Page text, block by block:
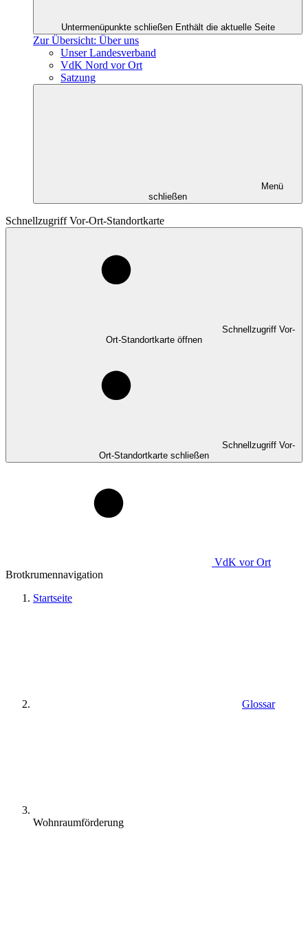
Untermenüpunkte schließen Enthält die aktuelle Seite
Zur Übersicht: Über uns
Unser Landesverband
VdK Nord vor Ort
Satzung
Menü
schließen
Schnellzugriff Vor-Ort-Standortkarte
Schnellzugriff Vor-
Ort-Standortkarte öffnen
Schnellzugriff Vor-
Ort-Standortkarte schließen
VdK vor Ort
Brotkrumennavigation
Startseite
Glossar
Wohnraumförderung